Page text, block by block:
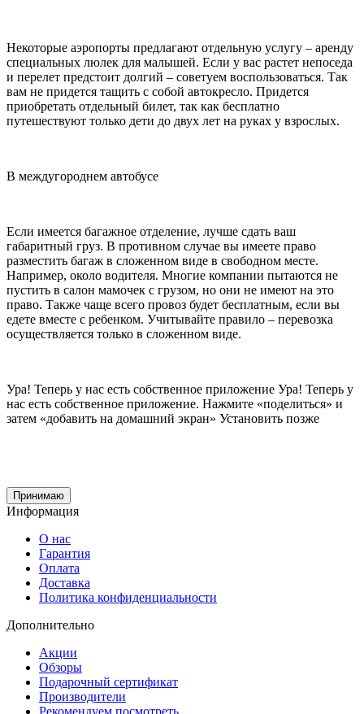
Некоторые аэропорты предлагают отдельную услугу – аренду
специальных люлек для малышей. Если у вас растет непоседа
и перелет предстоит долгий – советуем воспользоваться. Так
вам не придется тащить с собой автокресло. Придется
приобретать отдельный билет, так как бесплатно
путешествуют только дети до двух лет на руках у взрослых.
В междугороднем автобусе
Если имеется багажное отделение, лучше сдать ваш
габаритный груз. В противном случае вы имеете право
разместить багаж в сложенном виде в свободном месте.
Например, около водителя. Многие компании пытаются не
пустить в салон мамочек с грузом, но они не имеют на это
право. Также чаще всего провоз будет бесплатным, если вы
едете вместе с ребенком. Учитывайте правило – перевозка
осуществляется только в сложенном виде.
Ура! Теперь у нас есть собственное приложение Ура! Теперь у
нас есть собственное приложение. Нажмите «поделиться» и
затем «добавить на домашний экран» Установить позже
Принимаю
Информация
О нас
Гарантия
Оплата
Доставка
Политика конфиденциальности
Дополнительно
Акции
Обзоры
Подарочный сертификат
Производители
Рекомендуем посмотреть